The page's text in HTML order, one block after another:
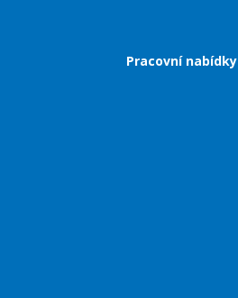
Pracovní nabídky